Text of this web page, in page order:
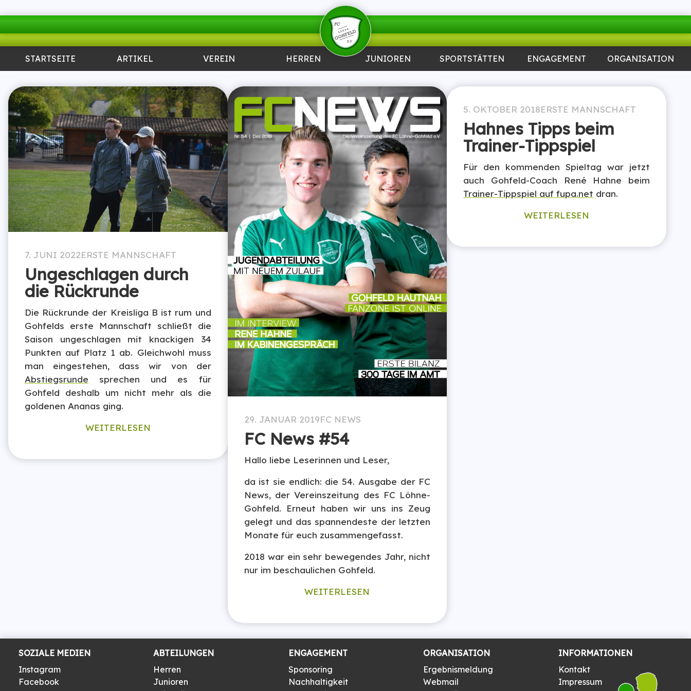
STARTSEITE ARTIKEL VEREIN HERREN JUNIOREN SPORTSTÄTTEN ENGAGEMENT ORGANISATION
7. JUNI 2022ERSTE MANNSCHAFT
Ungeschlagen durch
die Rückrunde
Die Rückrunde der Kreisliga B ist rum und
Gohfelds erste Mannschaft schließt die
Saison ungeschlagen mit knackigen 34
Punkten auf Platz 1 ab. Gleichwohl muss
man eingestehen, dass wir von der
Abstiegsrunde sprechen und es für
Gohfeld deshalb um nicht mehr als die
goldenen Ananas ging.
WEITERLESEN
29. JANUAR 2019FC NEWS
FC News #54
Hallo liebe Leserinnen und Leser,
da ist sie endlich: die 54. Ausgabe der FC
News, der Vereinszeitung des FC Löhne-
Gohfeld. Erneut haben wir uns ins Zeug
gelegt und das spannendeste der letzten
Monate für euch zusammengefasst.
2018 war ein sehr bewegendes Jahr, nicht
nur im beschaulichen Gohfeld.
WEITERLESEN
5. OKTOBER 2018ERSTE MANNSCHAFT
Hahnes Tipps beim
Trainer-Tippspiel
Für den kommenden Spieltag war jetzt
auch Gohfeld-Coach René Hahne beim
Trainer-Tippspiel auf fupa.net dran.
WEITERLESEN
SOZIALE MEDIEN
Instagram
Facebook
ABTEILUNGEN
Herren
Junioren
ENGAGEMENT
Sponsoring
Nachhaltigkeit
ORGANISATION
Ergebnismeldung
Webmail
INFORMATIONEN
Kontakt
Impressum